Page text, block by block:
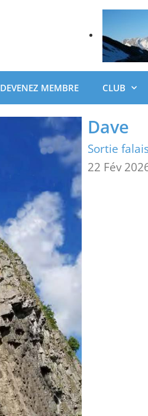
DEVENEZ MEMBRE CLUB
Dave
Sortie
22 Fév